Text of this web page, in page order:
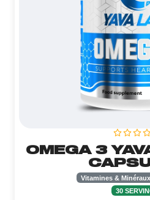
OMEGA 3
Vitamines & Minéraux
30